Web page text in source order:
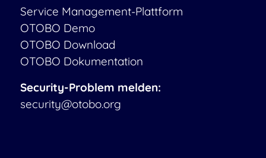
Service Management-Plattform
OTOBO Demo
OTOBO Download
OTOBO Dokumentation
Security-Problem melden:
security@otobo.org